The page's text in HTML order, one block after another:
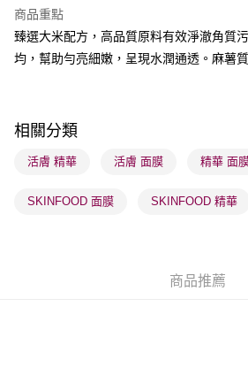
BoC Pay
送貨方式
每筆HK$65.00，滿HK$300.00或以上免運
確認發貨後1-3 工作天送達，訂單將隨機
(香港門市) 只顯示可選門市。確認發貨後
商品重點
臻選大米配方，高品質原料有效淨澈角質
均，幫助勻亮細嫩，呈現水潤通透。麻薯
相關分類
活膚 精華 活膚 面膜 精華 面
SKINFOOD 面膜 SKINFOOD 精華
商品推薦